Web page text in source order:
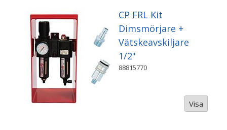
CP FRL Kit
Dimsmörjare +
Vätskeavskiljare
1/2"
88815770
Visa